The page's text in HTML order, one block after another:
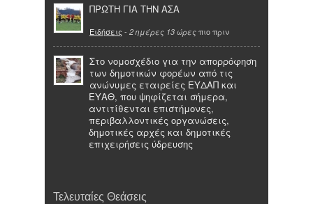
ΠΡΩΤΗ ΓΙΑ ΤΗΝ ΑΣΑ
Ειδήσεις - 2 ημέρες 13 ώρες πιο πριν
Στο νομοσχέδιο για την απορρόφηση
των δημοτικών φορέων από τις
ανώνυμες εταιρείες ΕΥΔΑΠ και
ΕΥΑΘ, που ψηφίζεται σήμερα,
αντιτίθενται επιστήμονες,
περιβαλλοντικές οργανώσεις,
δημοτικές αρχές και δημοτικές
επιχειρήσεις ύδρευσης
Τελευταίες Θεάσεις